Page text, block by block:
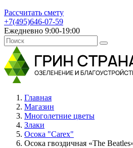
Рассчитать смету
+7(495)646-07-59
Ежедневно 9:00-19:00
Главная
Магазин
Многолетние цветы
Злаки
Осока "Саrех"
Осока гвоздичная «The